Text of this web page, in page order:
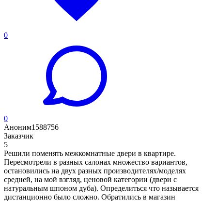
0
0
Аноним1588756
Заказчик
5
Решили поменять межкомнатные двери в квартире.
Пересмотрели в разных салонах множество вариантов,
остановились на двух разных производителях/моделях
средней, на мой взгляд, ценовой категории (двери с
натуральным шпоном дуба). Определиться что называется
дистанционно было сложно. Обратились в магазин